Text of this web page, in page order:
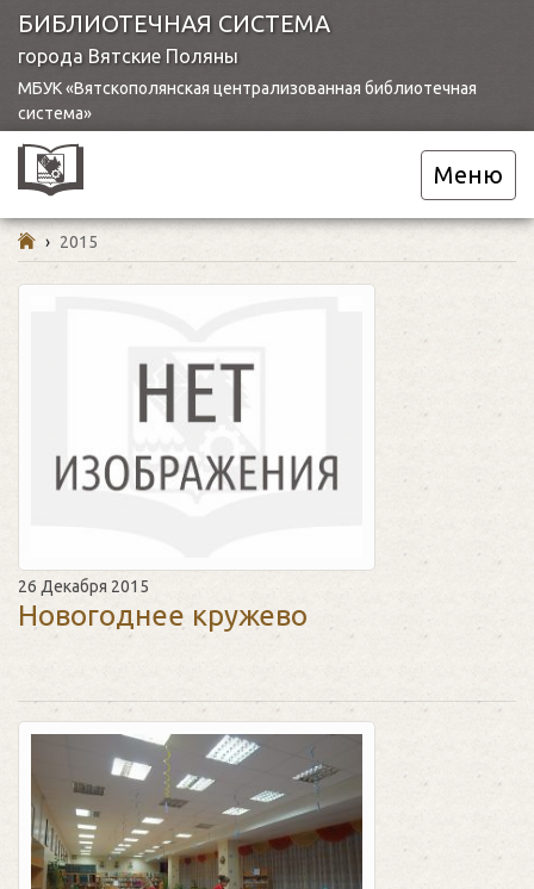
БИБЛИОТЕЧНАЯ СИСТЕМА
города Вятские Поляны
МБУК «Вятскополянская централизованная библиотечная
система»
Меню
› 2015
26 Декабря 2015
Новогоднее кружево